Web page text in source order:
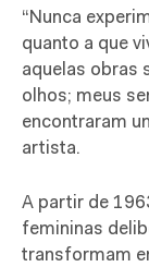
“Nunca
quanto a que
aquelas obras
olhos; meus
encontraram
artista.
A partir de
femininas
transformam